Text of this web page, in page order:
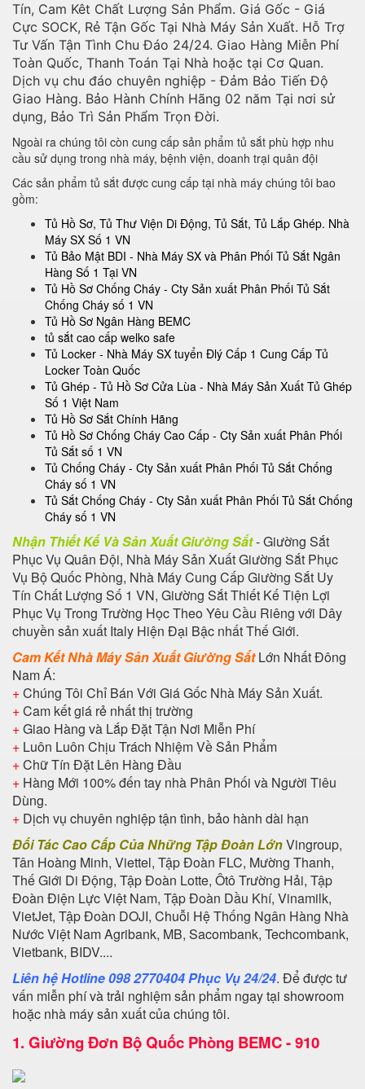
Tín, Cam Kêt Chất Lượng Sản Phẩm. Giá Gốc - Giá
Cực SOCK, Rẻ Tận Gốc Tại Nhà Máy Sản Xuất. Hỗ Trợ
Tư Vấn Tận Tình Chu Đáo 24/24. Giao Hàng Miễn Phí
Toàn Quốc, Thanh Toán Tại Nhà hoặc tại Cơ Quan.
Dịch vụ chu đáo chuyên nghiệp - Đảm Bảo Tiến Độ
Giao Hàng. Bảo Hành Chính Hãng 02 năm Tại nơi sử
dụng, Bảo Trì Sản Phẩm Trọn Đời.
Ngoài ra chúng tôi còn cung cấp sản phẩm tủ sắt phù hợp nhu
cầu sử dụng trong nhà máy, bệnh viện, doanh trại quân đội
Các sản phẩm tủ sắt được cung cấp tại nhà máy chúng tôi bao
gồm:
Tủ Hồ Sơ, Tủ Thư Viện Di Động, Tủ Sắt, Tủ Lắp Ghép. Nhà
Máy SX Số 1 VN
Tủ Bảo Mật BDI - Nhà Máy SX và Phân Phối Tủ Sắt Ngân
Hàng Số 1 Tại VN
Tủ Hồ Sơ Chống Cháy - Cty Sản xuất Phân Phối Tủ Sắt
Chống Cháy số 1 VN
Tủ Hồ Sơ Ngân Hàng BEMC
tủ sắt cao cấp welko safe
Tủ Locker - Nhà Máy SX tuyển Đlý Cấp 1 Cung Cấp Tủ
Locker Toàn Quốc
Tủ Ghép - Tủ Hồ Sơ Cửa Lùa - Nhà Máy Sản Xuất Tủ Ghép
Số 1 Việt Nam
Tủ Hồ Sơ Sắt Chính Hãng
Tủ Hồ Sơ Chống Cháy Cao Cấp - Cty Sản xuất Phân Phối
Tủ Sắt số 1 VN
Tủ Chống Cháy - Cty Sản xuất Phân Phối Tủ Sắt Chống
Cháy số 1 VN
Tủ Sắt Chống Cháy - Cty Sản xuất Phân Phối Tủ Sắt Chống
Cháy số 1 VN
Nhận Thiết Kế Và Sản Xuất Giường Sắt- Giường Sắt
Phục Vụ Quân Đội, Nhà Máy Sản Xuất Giường Sắt Phục
Vụ Bộ Quốc Phòng, Nhà Máy Cung Cấp Giường Sắt Uy
Tín Chất Lượng Số 1 VN, Giường Sắt Thiết Kế Tiện Lợi
Phục Vụ Trong Trường Học Theo Yêu Cầu Riêng với Dây
chuyền sản xuất Italy Hiện Đại Bậc nhất Thế Giới.
Cam Kết Nhà Máy Sản Xuất Giường SắtLớn Nhất Đông
Nam Á:
+Chúng Tôi Chỉ Bán Với Giá Gốc Nhà Máy Sản Xuất.
+Cam kết giá rẻ nhất thị trường
+Giao Hàng và Lắp Đặt Tận Nơi Miễn Phí
+ Luôn Luôn Chịu Trách Nhiệm Về Sản Phẩm
+Chữ Tín Đặt Lên Hàng Đầu
+ Hàng Mới 100% đến tay nhà Phân Phối và Người Tiêu
Dùng.
+ Dịch vụ chuyên nghiệp tận tình, bảo hành dài hạn
Đối Tác Cao Cấp Của Những Tập Đoàn LớnVingroup,
Tân Hoàng Minh, Viettel, Tập Đoàn FLC, Mường Thanh,
Thế Giới Di Động, Tập Đoàn Lotte, Ôtô Trường Hải, Tập
Đoàn Điện Lực Việt Nam, Tập Đoàn Dầu Khí, Vinamilk,
VietJet, Tập Đoàn DOJI, Chuỗi Hệ Thống Ngân Hàng Nhà
Nước Việt Nam Agribank, MB, Sacombank, Techcombank,
Vietbank, BIDV....
Liên hệ Hotline 098 2770404 Phục Vụ 24/24. Để được tư
vấn miễn phí và trải nghiệm sản phẩm ngay tại showroom
hoặc nhà máy sản xuất của chúng tôi.
1. Giường Đơn Bộ Quốc Phòng BEMC - 910